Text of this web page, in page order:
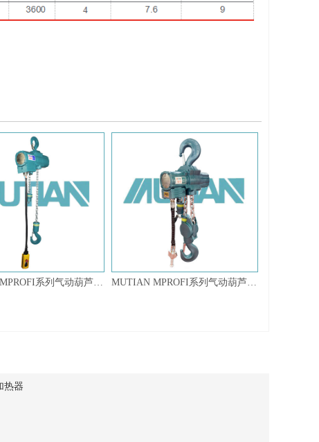
MUTIAN MPROFI系列气动葫芦 HQ 1.5TI-3T MUTIAN MPROFI系列气动葫芦 HQ3TI-20TI
热器